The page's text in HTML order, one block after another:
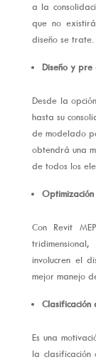
a la
que no
diseño se trate.
Diseño y
Desde la
hasta su
de modelado
obtendrá una
de todos los
Con Revit
involucren el
mejor manejo
Clasificación
Es una
la clasificación